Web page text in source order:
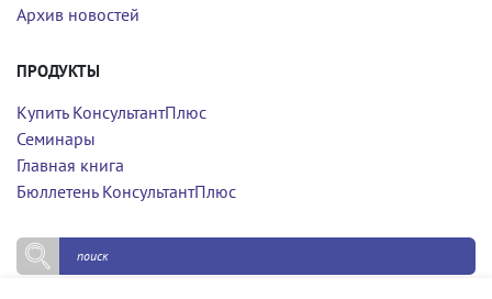
Архив новостей
ПРОДУКТЫ
Купить КонсультантПлюс
Семинары
Главная книга
Бюллетень КонсультантПлюс